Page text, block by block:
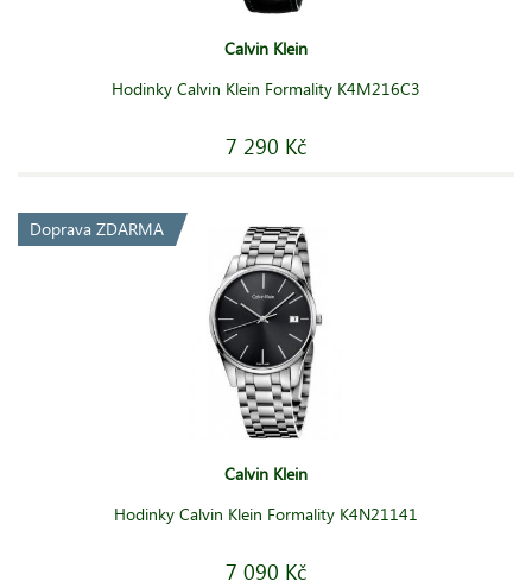
Calvin Klein
Hodinky Calvin Klein Formality K4M216C3
7 290 Kč
Doprava ZDARMA
Calvin Klein
Hodinky Calvin Klein Formality K4N21141
7 090 Kč